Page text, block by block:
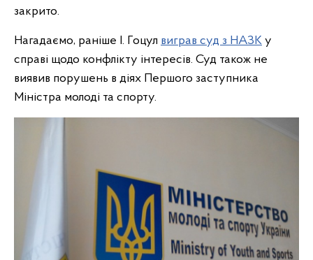
закрито.
Нагадаємо, раніше І. Гоцул виграв суд з НАЗК у
справі щодо конфлікту інтересів. Суд також не
виявив порушень в діях Першого заступника
Міністра молоді та спорту.